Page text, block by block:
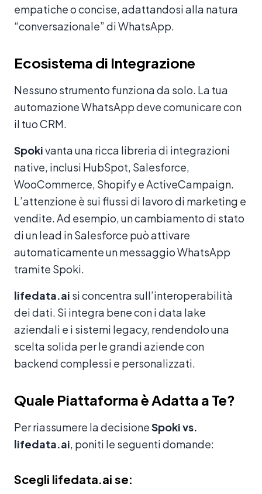
empatiche o concise, adattandosi alla natura
“conversazionale” di WhatsApp.
Ecosistema di Integrazione
Nessuno strumento funziona da solo. La tua
automazione WhatsApp deve comunicare con
il tuo CRM.
Spokivanta una ricca libreria di integrazioni
native, inclusi HubSpot, Salesforce,
WooCommerce, Shopify e ActiveCampaign.
L’attenzione è sui flussi di lavoro di marketing e
vendite. Ad esempio, un cambiamento di stato
di un lead in Salesforce può attivare
automaticamente un messaggio WhatsApp
tramite Spoki.
lifedata.ai si concentra sull’interoperabilità
dei dati. Si integra bene con i data lake
aziendali e i sistemi legacy, rendendolo una
scelta solida per le grandi aziende con
backend complessi e personalizzati.
Quale Piattaforma è Adatta a Te?
Per riassumere la decisioneSpoki vs.
lifedata.ai, poniti le seguenti domande:
Scegli lifedata.ai se: